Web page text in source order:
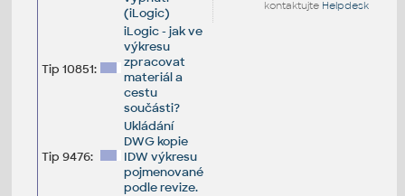
kontaktujte Helpdesk
(iLogic)
Tip 10851:
iLogic - jak ve
výkresu
zpracovat
materiál a
cestu
součásti?
Tip 9476:
Ukládání
DWG kopie
IDW výkresu
pojmenované
podle revize.